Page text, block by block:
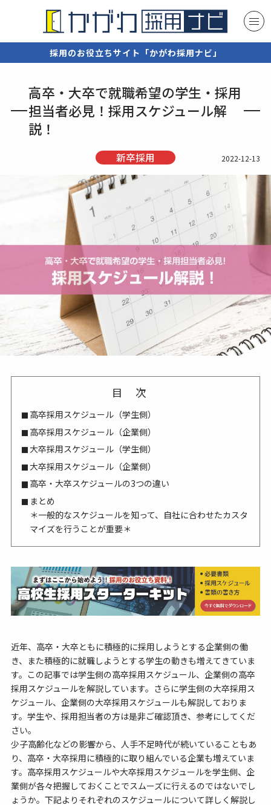
採用のお役立ちサイト「かがわ採用ナビ」
高卒・大卒で就職希望の学生・採用
担当者必見！採用スケジュール解
説！
新卒採用 2022-12-13
目次
高卒採用スケジュール（学生側）
高卒採用スケジュール（企業側）
大卒採用スケジュール（学生側）
大卒採用スケジュール（企業側）
高卒・大卒スケジュールの3つの違い
まとめ
＊一般的なスケジュールを知って、自社に合わせたカスタ
マイズを行うことが重要＊
近年、高卒・大卒ともに積極的に採用しようとする企業側の働
き、また積極的に就職しようとする学生の動きも増えてきていま
す。この記事では学生側の高卒採用スケジュール、企業側の高卒
採用スケジュールを解説しています。さらに学生側の大卒採用ス
ケジュール、企業側の大卒採用スケジュールも解説しておりま
す。学生や、採用担当者の方は是非ご確認頂き、参考にしてくだ
さい。
少子高齢化などの影響から、人手不足時代が続いていることもあ
り、高卒・大卒採用に積極的に取り組んでいる企業も増えていま
す。高卒採用スケジュールや大卒採用スケジュールを学生側、企
業側が各々把握しておくことでスムーズに行えるのではないでし
ょうか。下記よりそれぞれのスケジュールについて詳しく解説し